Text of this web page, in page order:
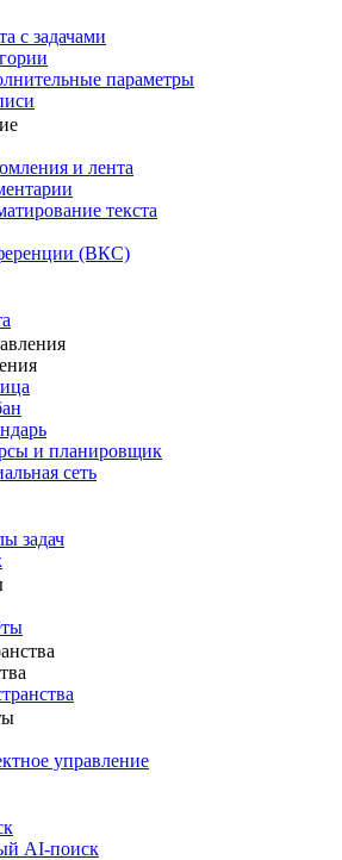
с задачами
параметры
и лента
текста
(ВКС)
и планировщик
сеть
задач
управление
AI-поиск